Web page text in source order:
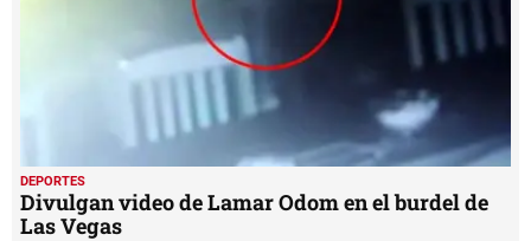
DEPORTES
Divulgan video de Lamar Odom en el burdel de
Las Vegas